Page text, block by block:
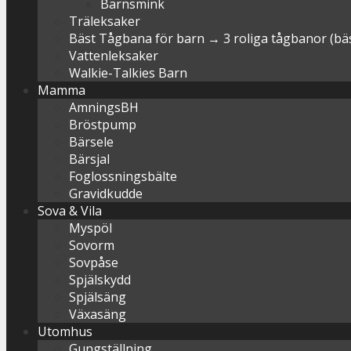
Barnsmink
Träleksaker
Bäst Tågbana för barn → 3 roliga tågbanor
Vattenleksaker
Walkie-Talkies Barn
Mamma
AmningsBH
Bröstpump
Bärsele
Bärsjal
Foglossningsbälte
Gravidkudde
Sova & Vila
Myspöl
Sovorm
Sovpåse
Spjälskydd
Spjälsäng
Växasäng
Utomhus